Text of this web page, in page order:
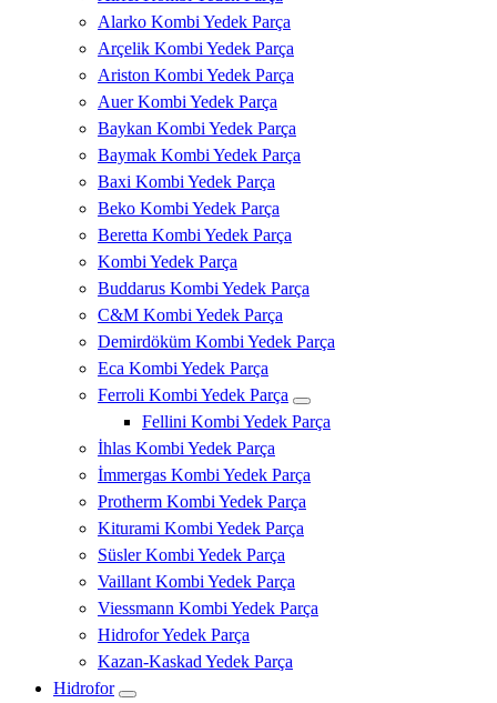
Alarko Kombi Yedek Parça
Arçelik Kombi Yedek Parça
Ariston Kombi Yedek Parça
Auer Kombi Yedek Parça
Baykan Kombi Yedek Parça
Baymak Kombi Yedek Parça
Baxi Kombi Yedek Parça
Beko Kombi Yedek Parça
Beretta Kombi Yedek Parça
Kombi Yedek Parça
Buddarus Kombi Yedek Parça
C&M Kombi Yedek Parça
Demirdöküm Kombi Yedek Parça
Eca Kombi Yedek Parça
Ferroli Kombi Yedek Parça
Fellini Kombi Yedek Parça
İhlas Kombi Yedek Parça
İmmergas Kombi Yedek Parça
Protherm Kombi Yedek Parça
Kiturami Kombi Yedek Parça
Süsler Kombi Yedek Parça
Vaillant Kombi Yedek Parça
Viessmann Kombi Yedek Parça
Hidrofor Yedek Parça
Kazan-Kaskad Yedek Parça
Hidrofor